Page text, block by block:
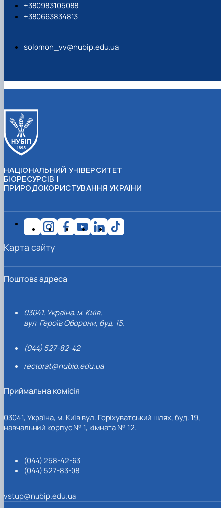
+380983105088
+380663834813
solomon_vv@nubip.edu.ua
НАЦІОНАЛЬНИЙ УНІВЕРСИТЕТ
БІОРЕСУРСІВ І
ПРИРОДОКОРИСТУВАННЯ УКРАЇНИ
Поштова адреса
03041, Україна, м. Київ,
вул. Героїв Оборони, буд. 15.
(044) 527-82-42
rectorat@nubip.edu.ua
Приймальна комісія
03041, Україна, м. Київ вул. Горіхуватський шлях, буд. 19,
навчальний корпус № 1, кімната № 12.
(044) 258-42-63
(044) 527-83-08
vstup@nubip.edu.ua
Карта сайту